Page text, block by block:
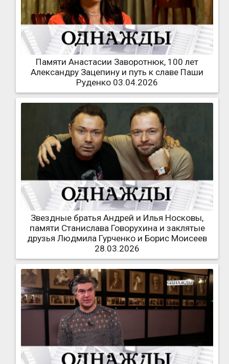
Памяти Анастасии Заворотнюк, 100 лет
Александру Зацепину и путь к славе Паши
Руденко 03.04.2026
Звездные братья Андрей и Илья Носковы,
памяти Станислава Говорухина и заклятые
друзья Людмила Гурченко и Борис Моисеев
28.03.2026